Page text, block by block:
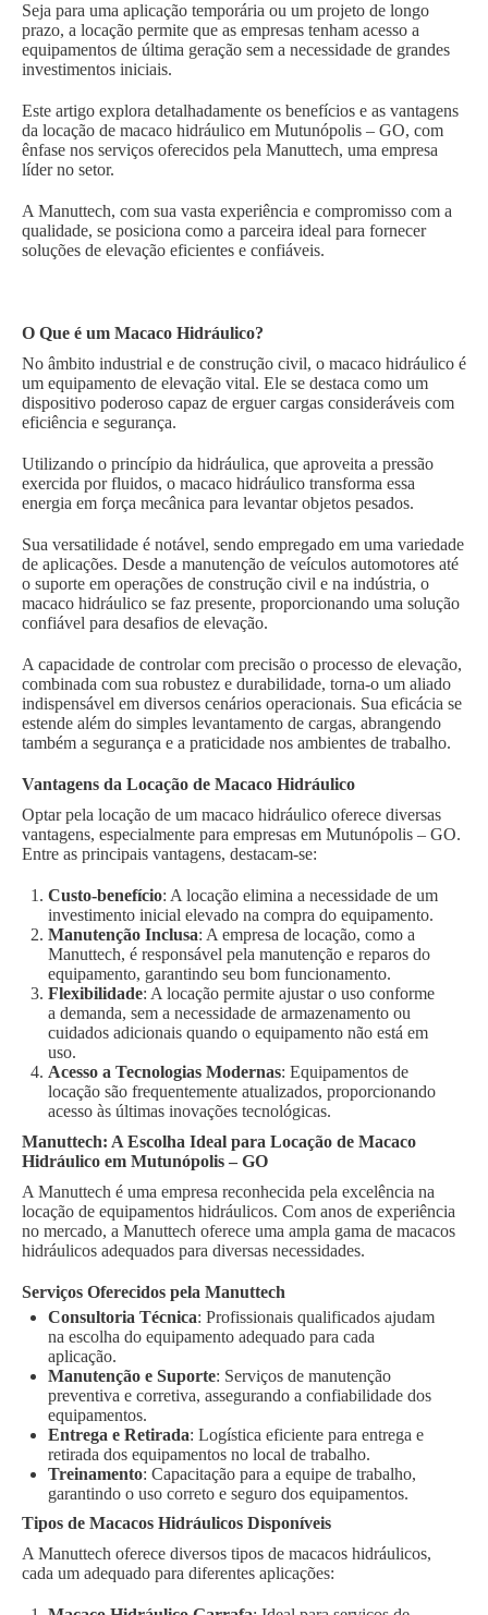
Seja para uma aplicação temporária ou um projeto de longo
prazo, a locação permite que as empresas tenham acesso a
equipamentos de última geração sem a necessidade de grandes
investimentos iniciais.
Este artigo explora detalhadamente os benefícios e as vantagens
da locação de macaco hidráulico em Mutunópolis – GO, com
ênfase nos serviços oferecidos pela Manuttech, uma empresa
líder no setor.
A Manuttech, com sua vasta experiência e compromisso com a
qualidade, se posiciona como a parceira ideal para fornecer
soluções de elevação eficientes e confiáveis.
O Que é um Macaco Hidráulico?
No âmbito industrial e de construção civil, o macaco hidráulico é
um equipamento de elevação vital. Ele se destaca como um
dispositivo poderoso capaz de erguer cargas consideráveis com
eficiência e segurança.
Utilizando o princípio da hidráulica, que aproveita a pressão
exercida por fluidos, o macaco hidráulico transforma essa
energia em força mecânica para levantar objetos pesados.
Sua versatilidade é notável, sendo empregado em uma variedade
de aplicações. Desde a manutenção de veículos automotores até
o suporte em operações de construção civil e na indústria, o
macaco hidráulico se faz presente, proporcionando uma solução
confiável para desafios de elevação.
A capacidade de controlar com precisão o processo de elevação,
combinada com sua robustez e durabilidade, torna-o um aliado
indispensável em diversos cenários operacionais. Sua eficácia se
estende além do simples levantamento de cargas, abrangendo
também a segurança e a praticidade nos ambientes de trabalho.
Vantagens da Locação de Macaco Hidráulico
Optar pela locação de um macaco hidráulico oferece diversas
vantagens, especialmente para empresas em Mutunópolis – GO.
Entre as principais vantagens, destacam-se:
Custo-benefício: A locação elimina a necessidade de um
investimento inicial elevado na compra do equipamento.
Manutenção Inclusa: A empresa de locação, como a
Manuttech, é responsável pela manutenção e reparos do
equipamento, garantindo seu bom funcionamento.
Flexibilidade: A locação permite ajustar o uso conforme
a demanda, sem a necessidade de armazenamento ou
cuidados adicionais quando o equipamento não está em
uso.
Acesso a Tecnologias Modernas: Equipamentos de
locação são frequentemente atualizados, proporcionando
acesso às últimas inovações tecnológicas.
Manuttech: A Escolha Ideal para Locação de Macaco
Hidráulico em Mutunópolis – GO
A Manuttech é uma empresa reconhecida pela excelência na
locação de equipamentos hidráulicos. Com anos de experiência
no mercado, a Manuttech oferece uma ampla gama de macacos
hidráulicos adequados para diversas necessidades.
Serviços Oferecidos pela Manuttech
Consultoria Técnica: Profissionais qualificados ajudam
na escolha do equipamento adequado para cada
aplicação.
Manutenção e Suporte: Serviços de manutenção
preventiva e corretiva, assegurando a confiabilidade dos
equipamentos.
Entrega e Retirada: Logística eficiente para entrega e
retirada dos equipamentos no local de trabalho.
Treinamento: Capacitação para a equipe de trabalho,
garantindo o uso correto e seguro dos equipamentos.
Tipos de Macacos Hidráulicos Disponíveis
A Manuttech oferece diversos tipos de macacos hidráulicos,
cada um adequado para diferentes aplicações: